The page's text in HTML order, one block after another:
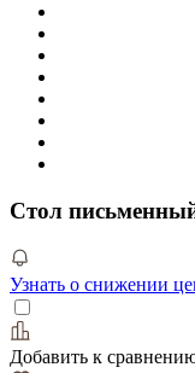
Стол
Узнать о снижении
Добавить к